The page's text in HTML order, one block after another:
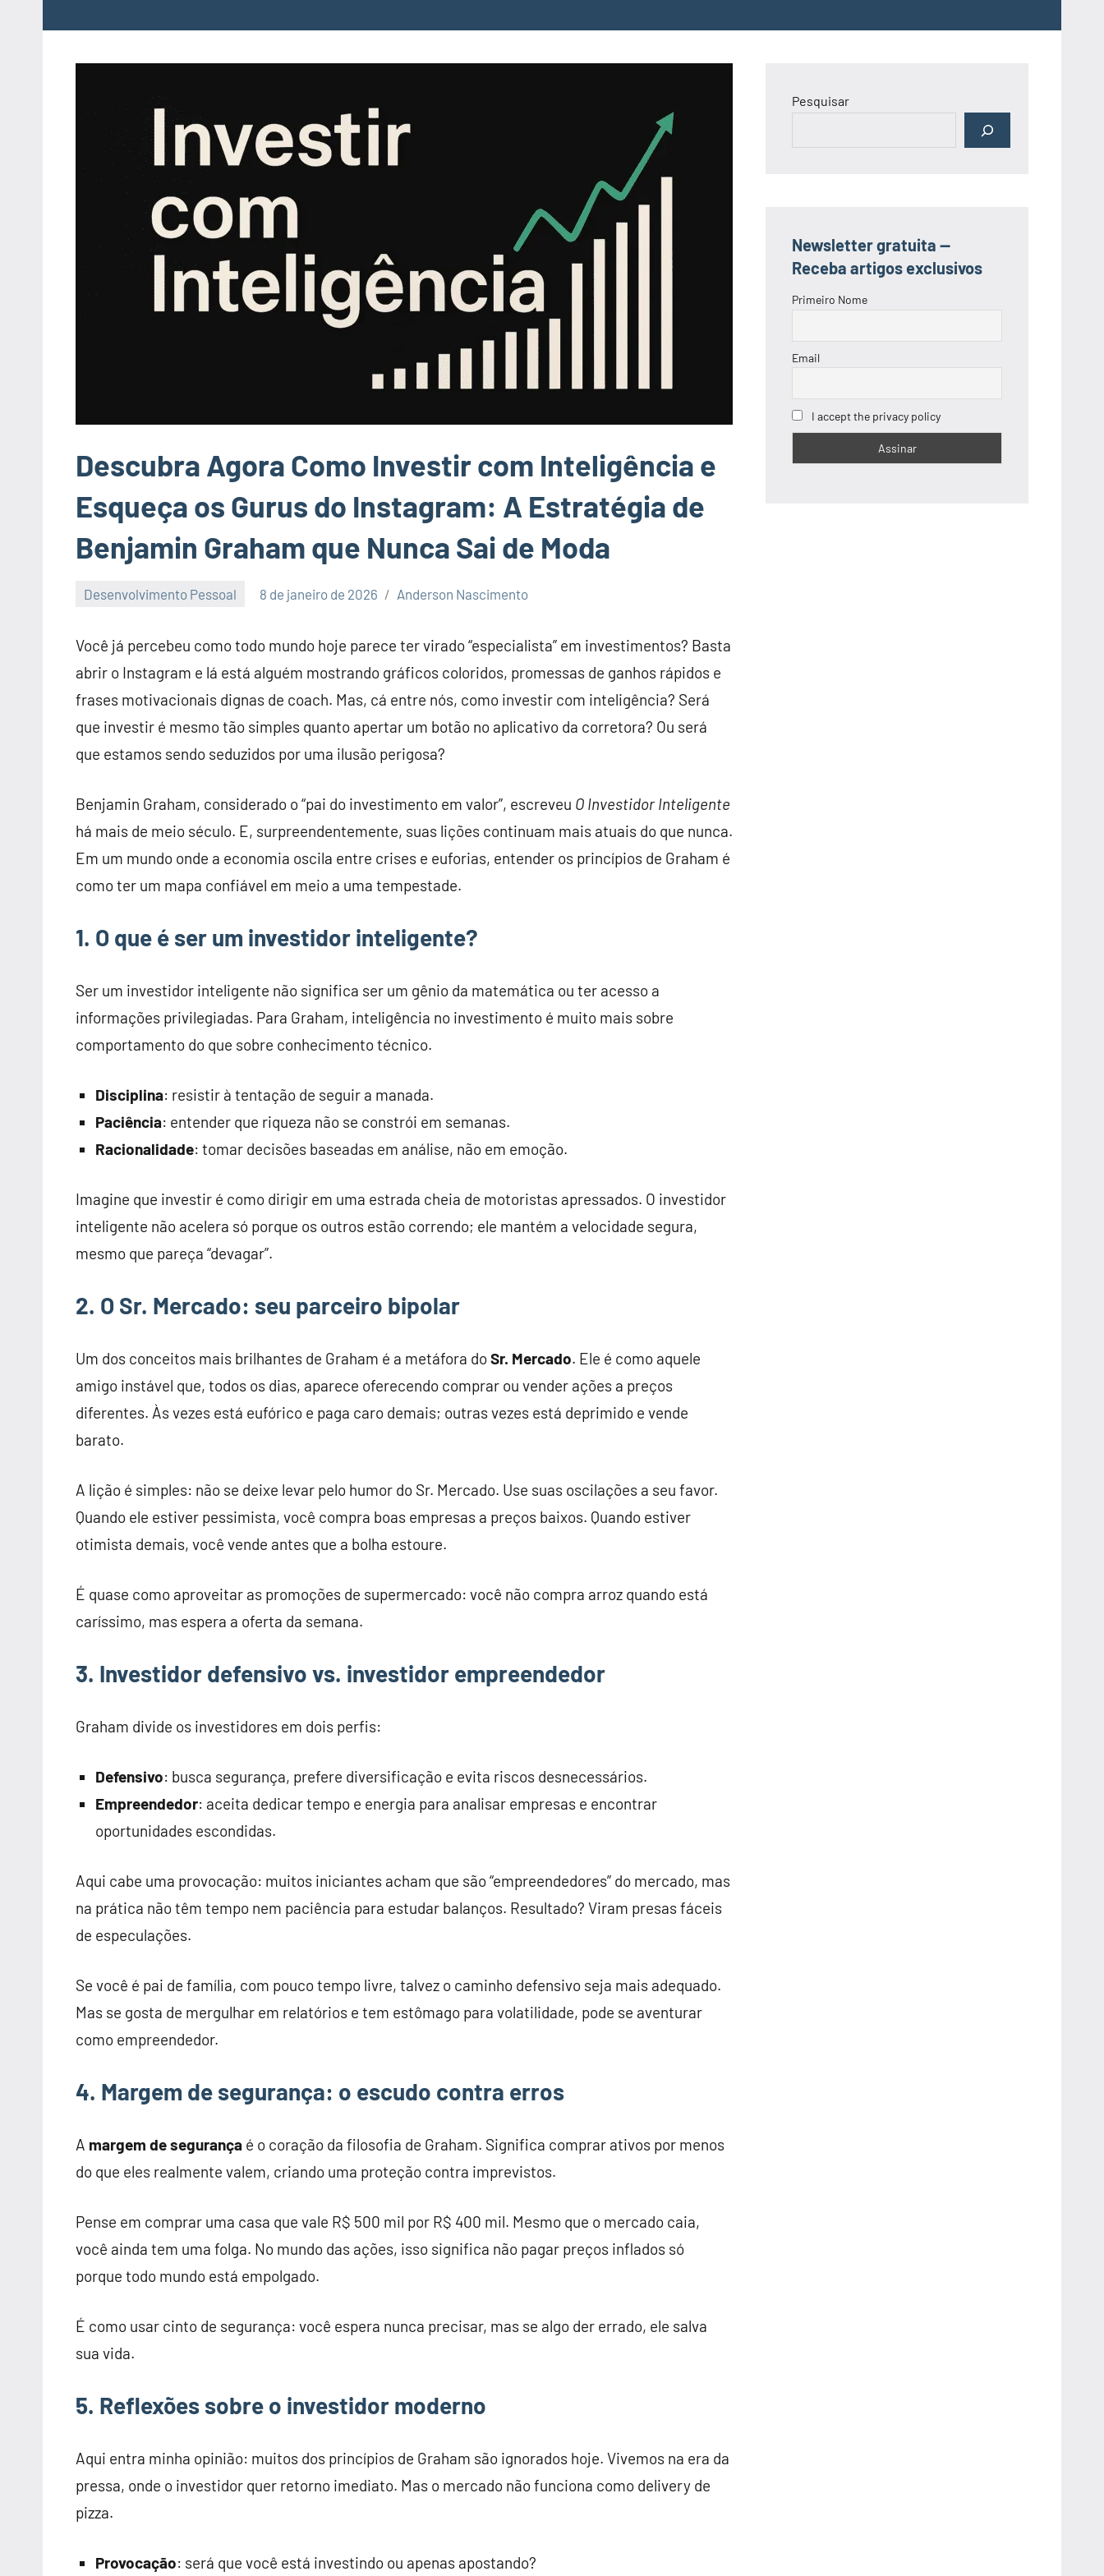
Descubra Agora Como Investir com Inteligência e
Esqueça os Gurus do Instagram: A Estratégia de
Benjamin Graham que Nunca Sai de Moda
Desenvolvimento Pessoal 8 de janeiro de 2026 Anderson Nascimento
Você já percebeu como todo mundo hoje parece ter virado “especialista” em investimentos? Basta
abrir o Instagram e lá está alguém mostrando gráficos coloridos, promessas de ganhos rápidos e
frases motivacionais dignas de coach. Mas, cá entre nós, como investir com inteligência? Será
que investir é mesmo tão simples quanto apertar um botão no aplicativo da corretora? Ou será
que estamos sendo seduzidos por uma ilusão perigosa?
Benjamin Graham, considerado o “pai do investimento em valor”, escreveu O Investidor Inteligente
há mais de meio século. E, surpreendentemente, suas lições continuam mais atuais do que nunca.
Em um mundo onde a economia oscila entre crises e euforias, entender os princípios de Graham é
como ter um mapa confiável em meio a uma tempestade.
1. O que é ser um investidor inteligente?
Ser um investidor inteligente não significa ser um gênio da matemática ou ter acesso a
informações privilegiadas. Para Graham, inteligência no investimento é muito mais sobre
comportamento do que sobre conhecimento técnico.
Disciplina: resistir à tentação de seguir a manada.
Paciência: entender que riqueza não se constrói em semanas.
Racionalidade: tomar decisões baseadas em análise, não em emoção.
Imagine que investir é como dirigir em uma estrada cheia de motoristas apressados. O investidor
inteligente não acelera só porque os outros estão correndo; ele mantém a velocidade segura,
mesmo que pareça “devagar”.
2. O Sr. Mercado: seu parceiro bipolar
Um dos conceitos mais brilhantes de Graham é a metáfora doSr. Mercado. Ele é como aquele
amigo instável que, todos os dias, aparece oferecendo comprar ou vender ações a preços
diferentes. Às vezes está eufórico e paga caro demais; outras vezes está deprimido e vende
barato.
A lição é simples: não se deixe levar pelo humor do Sr. Mercado. Use suas oscilações a seu favor.
Quando ele estiver pessimista, você compra boas empresas a preços baixos. Quando estiver
otimista demais, você vende antes que a bolha estoure.
É quase como aproveitar as promoções de supermercado: você não compra arroz quando está
caríssimo, mas espera a oferta da semana.
3. Investidor defensivo vs. investidor empreendedor
Graham divide os investidores em dois perfis:
Defensivo: busca segurança, prefere diversificação e evita riscos desnecessários.
Empreendedor: aceita dedicar tempo e energia para analisar empresas e encontrar
oportunidades escondidas.
Aqui cabe uma provocação: muitos iniciantes acham que são “empreendedores” do mercado, mas
na prática não têm tempo nem paciência para estudar balanços. Resultado? Viram presas fáceis
de especulações.
Se você é pai de família, com pouco tempo livre, talvez o caminho defensivo seja mais adequado.
Mas se gosta de mergulhar em relatórios e tem estômago para volatilidade, pode se aventurar
como empreendedor.
4. Margem de segurança: o escudo contra erros
A margem de segurança é o coração da filosofia de Graham. Significa comprar ativos por menos
do que eles realmente valem, criando uma proteção contra imprevistos.
Pense em comprar uma casa que vale R$ 500 mil por R$ 400 mil. Mesmo que o mercado caia,
você ainda tem uma folga. No mundo das ações, isso significa não pagar preços inflados só
porque todo mundo está empolgado.
É como usar cinto de segurança: você espera nunca precisar, mas se algo der errado, ele salva
sua vida.
5. Reflexões sobre o investidor moderno
Aqui entra minha opinião: muitos dos princípios de Graham são ignorados hoje. Vivemos na era da
pressa, onde o investidor quer retorno imediato. Mas o mercado não funciona como delivery de
pizza.
Provocação: será que você está investindo ou apenas apostando?
Pesquisar
Newsletter gratuita —
Receba artigos exclusivos
Primeiro Nome
Email
I accept the privacy policy